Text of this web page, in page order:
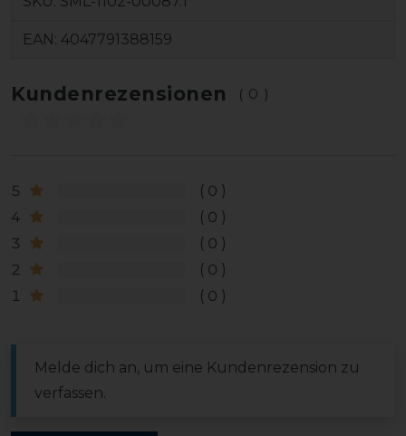
EAN: 4047791388159
Kundenrezensionen (0)
5
0
4
0
3
0
2
0
1
0
Melde dich an, um eine Kundenrezension zu
verfassen.